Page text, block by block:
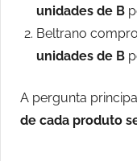
unidades de B
Beltrano
unidades de B
A pergunta
de cada produto